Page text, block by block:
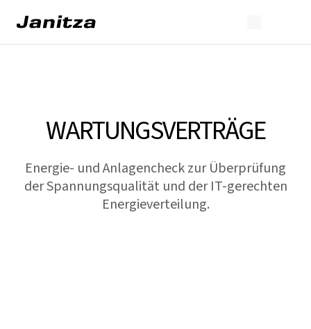
WARTUNGSVERTRÄGE
Energie- und Anlagencheck zur Überprüfung
der Spannungsqualität und der IT-gerechten
Energieverteilung.